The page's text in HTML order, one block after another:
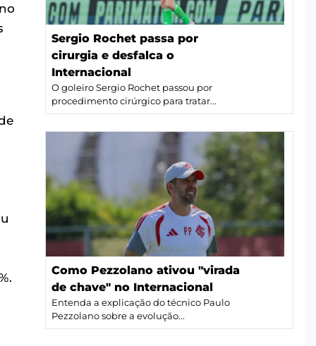
Sergio Rochet passa por
cirurgia e desfalca o
Internacional
O goleiro Sergio Rochet passou por
procedimento cirúrgico para tratar...
Como Pezzolano ativou "virada
de chave" no Internacional
Entenda a explicação do técnico Paulo
Pezzolano sobre a evolução...